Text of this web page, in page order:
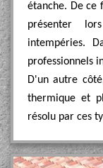
étanche. De ce
présenter
intempéries.
professionnels
D'un autre
thermique et
résolu par ces